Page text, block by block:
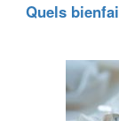
Quels